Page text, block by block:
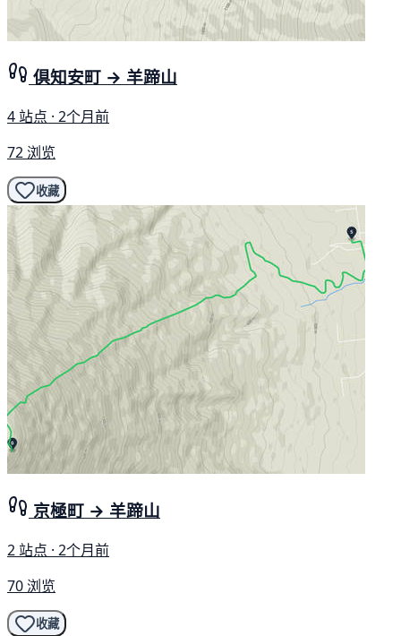
倶知安町 → 羊蹄山
4 站点 · 2个月前
72 浏览
收藏
京極町 → 羊蹄山
2 站点 · 2个月前
70 浏览
收藏